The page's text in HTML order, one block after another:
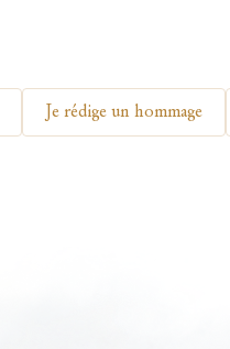
Je rédige un hommage